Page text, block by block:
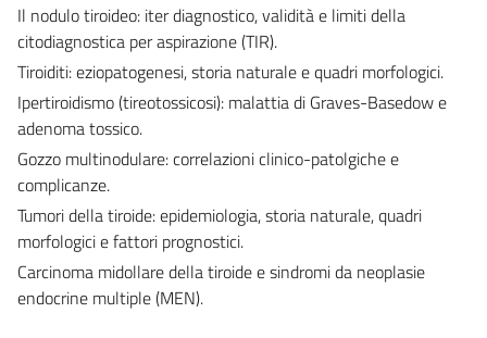
Il nodulo tiroideo: iter diagnostico, validità e limiti della
citodiagnostica per aspirazione (TIR).
Tiroiditi: eziopatogenesi, storia naturale e quadri morfologici.
Ipertiroidismo (tireotossicosi): malattia di Graves-Basedow e
adenoma tossico.
Gozzo multinodulare: correlazioni clinico-patolgiche e
complicanze.
Tumori della tiroide: epidemiologia, storia naturale, quadri
morfologici e fattori prognostici.
Carcinoma midollare della tiroide e sindromi da neoplasie
endocrine multiple (MEN).